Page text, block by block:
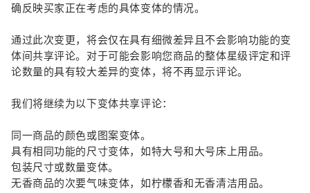
确反映买家正在考虑的具体变体的情况。
通过此次变更，将会仅在具有细微差异且不会影响功能的变
体间共享评论。对于可能会影响您商品的整体星级评定和评
论数量的具有较大差异的变体，将不再显示评论。
我们将继续为以下变体共享评论：
同一商品的颜色或图案变体。
具有相同功能的尺寸变体，如特大号和大号床上用品。
包装尺寸或数量变体。
无香商品的次要气味变体，如柠檬香和无香清洁用品。